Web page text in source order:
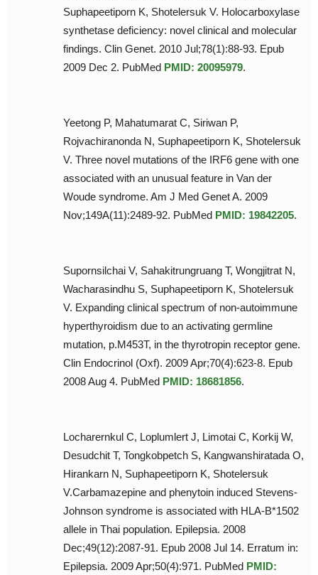
Suphapeetiporn K, Shotelersuk V. Holocarboxylase
synthetase deficiency: novel clinical and molecular
findings. Clin Genet. 2010 Jul;78(1):88-93. Epub
2009 Dec 2. PubMed PMID: 20095979.
Yeetong P, Mahatumarat C, Siriwan P,
Rojvachiranonda N, Suphapeetiporn K, Shotelersuk
V. Three novel mutations of the IRF6 gene with one
associated with an unusual feature in Van der
Woude syndrome. Am J Med Genet A. 2009
Nov;149A(11):2489-92. PubMed PMID: 19842205.
Supornsilchai V, Sahakitrungruang T, Wongjitrat N,
Wacharasindhu S, Suphapeetiporn K, Shotelersuk
V. Expanding clinical spectrum of non-autoimmune
hyperthyroidism due to an activating germline
mutation, p.M453T, in the thyrotropin receptor gene.
Clin Endocrinol (Oxf). 2009 Apr;70(4):623-8. Epub
2008 Aug 4. PubMed PMID: 18681856.
Locharernkul C, Loplumlert J, Limotai C, Korkij W,
Desudchit T, Tongkobpetch S, Kangwanshiratada O,
Hirankarn N, Suphapeetiporn K, Shotelersuk
V.Carbamazepine and phenytoin induced Stevens-
Johnson syndrome is associated with HLA-B*1502
allele in Thai population. Epilepsia. 2008
Dec;49(12):2087-91. Epub 2008 Jul 14. Erratum in:
Epilepsia. 2009 Apr;50(4):971. PubMed PMID: